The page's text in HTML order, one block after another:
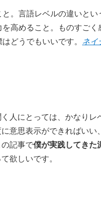
。言語レベルの違いと
高めること。ものすご
どうでもいいです。 ネイ
人にとっては、かなりレ
意思表示ができればいい
記事で僕が実践してきた
欲しいです。